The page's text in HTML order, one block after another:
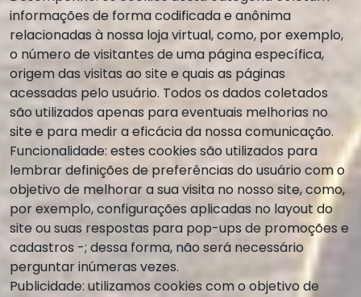
informações de forma codificada e anônima
relacionadas à nossa loja virtual, como, por exemplo,
o número de visitantes de uma página específica,
origem das visitas ao site e quais as páginas
acessadas pelo usuário. Todos os dados coletados
são utilizados apenas para eventuais melhorias no
site e para medir a eficácia da nossa comunicação.
Funcionalidade: estes cookies são utilizados para
lembrar definições de preferências do usuário com o
objetivo de melhorar a sua visita no nosso site, como,
por exemplo, configurações aplicadas no layout do
site ou suas respostas para pop-ups de promoções e
cadastros -; dessa forma, não será necessário
perguntar inúmeras vezes.
Publicidade: utilizamos cookies com o objetivo de